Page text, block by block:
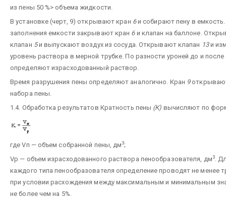
из пены 50 %> объема жидкости.
В установке (черт, 9) открывают кран 6и собирают пену в
заполнения емкости закрывают кран 6и клапан на баллоне.
клапан 5и выпускают воздух из сосуда. Открывают клапан 13и
уровень раствора в мерной трубке. По разности уроней до и
определяют израсходованный раствор.
Время разрушения пены определяют аналогично. Кран 9
набора пены.
1.4. Обработка результатов Кратность пены (К) вычисляют по
где Vп — объем собранной пены, дм3;
Vp — объем израсходованного раствора пенообразователя, дм3.
каждого типа пенообразователя определение проводят не менее
при условии расхождения между максимальным и минимальным
не более чем на 5%.